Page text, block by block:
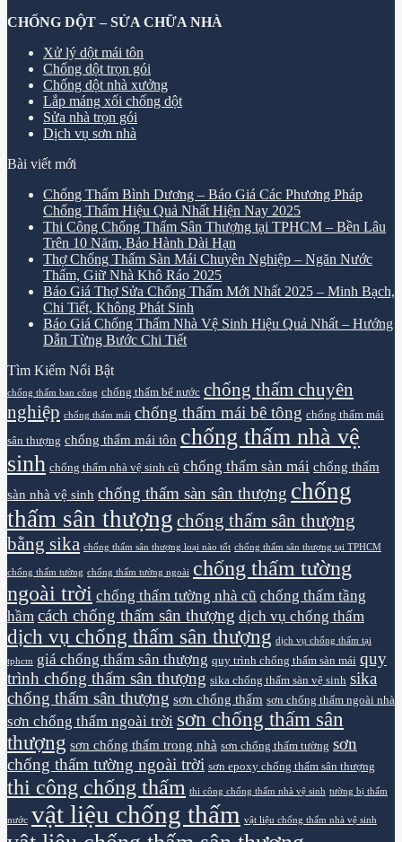
CHỐNG DỘT – SỬA CHỮA NHÀ
Xử lý dột mái tôn
Chống dột trọn gói
Chống dột nhà xưởng
Lắp máng xối chống dột
Sửa nhà trọn gói
Dịch vụ sơn nhà
Bài viết mới
Chống Thấm Bình Dương – Báo Giá Các Phương Pháp
Chống Thấm Hiệu Quả Nhất Hiện Nay 2025
Thi Công Chống Thấm Sân Thượng tại TPHCM – Bền Lâu
Trên 10 Năm, Bảo Hành Dài Hạn
Thợ Chống Thấm Sàn Mái Chuyên Nghiệp – Ngăn Nước
Thấm, Giữ Nhà Khô Ráo 2025
Báo Giá Thợ Sửa Chống Thấm Mới Nhất 2025 – Minh Bạch,
Chi Tiết, Không Phát Sinh
Báo Giá Chống Thấm Nhà Vệ Sinh Hiệu Quả Nhất – Hướng
Dẫn Từng Bước Chi Tiết
Tìm Kiếm Nổi Bật
chống thấm ban công chống thấm bể nước chống thấm chuyên
nghiệp chống thấm mái chống thấm mái bê tông chống thấm mái
sân thượng chống thấm mái tôn chống thấm nhà vệ
sinh chống thấm nhà vệ sinh cũ chống thấm sàn mái chống thấm
sàn nhà vệ sinh chống thấm sàn sân thượng chống
thấm sân thượng chống thấm sân thượng
bằng sika chống thấm sân thượng loại nào tốt chống thấm sân thượng tại TPHCM
chống thấm tường chống thấm tường ngoài chống thấm tường
ngoài trời chống thấm tường nhà cũ chống thấm tầng
hầm cách chống thấm sân thượng dịch vụ chống thấm
dịch vụ chống thấm sân thượng dịch vụ chống thấm tại
tphcm giá chống thấm sân thượng quy trình chống thấm sàn mái quy
trình chống thấm sân thượng sika chống thấm sàn vệ sinh sika
chống thấm sân thượng sơn chống thấm sơn chống thấm ngoài nhà
sơn chống thấm ngoài trời sơn chống thấm sân
thượng sơn chống thấm trong nhà sơn chống thấm tường sơn
chống thấm tường ngoài trời sơn epoxy chống thấm sân thượng
thi công chống thấm thi công chống thấm nhà vệ sinh tường bị thấm
nước vật liệu chống thấm vật liệu chống thấm nhà vệ sinh